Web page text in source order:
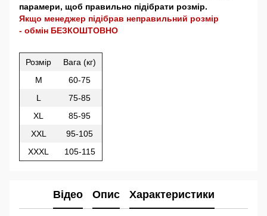
парамери, щоб правильно підібрати розмір.
Якщо менеджер підібрав неправильний розмір
- обмін БЕЗКОШТОВНО
Розмір
Вага (кг)
M
60-75
L
75-85
XL
85-95
XXL
95-105
XXXL
105-115
Відео Опис Характеристики